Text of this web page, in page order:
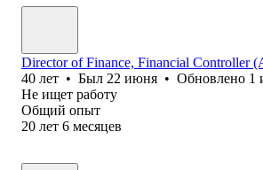
Director of Finance, Financial Controller
40 лет • Был 22 июня • Обновлено 1
Не ищет работу
Общий опыт
20 лет 6 месяцев